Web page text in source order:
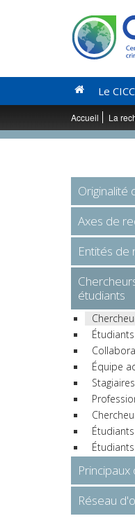
Le CICC
Accueil La
Originalité
Axes de
Entités de
étudiants
Équipe
Réseau